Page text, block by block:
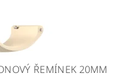
ŘEMÍNEK 20MM